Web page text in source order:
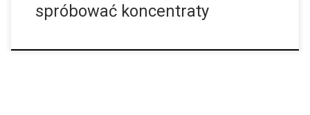
spróbować koncentraty